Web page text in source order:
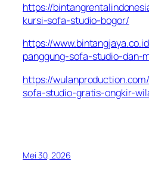
https://
kursi-sofa-studio-bogor/
https://
panggung-sofa-studio-dan-
https://
sofa-studio-gratis-ongkir-
Mei 30, 2026